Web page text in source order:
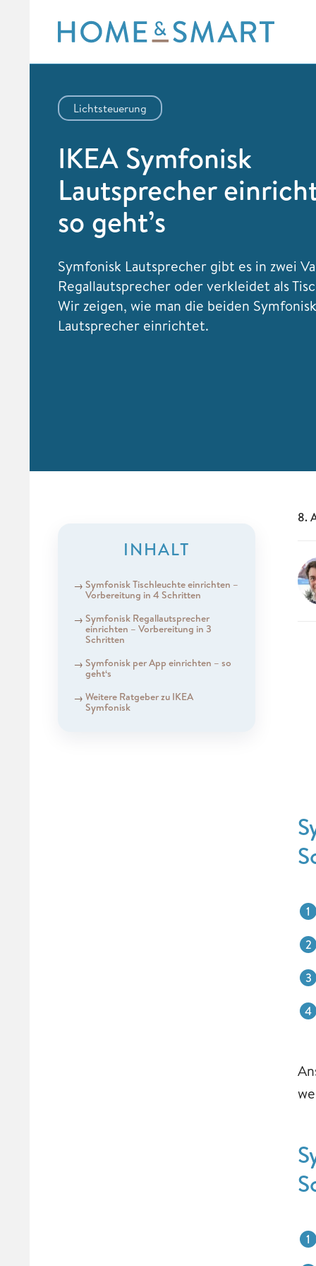
content
Lichtsteuerung
IKEA Symfonisk
Lautsprecher
so geht’s
Symfonisk Lautsprecher gibt es in zwei
Regallautsprecher oder verkleidet als
Wir zeigen, wie man die beiden Symfonisk
Lautsprecher einrichtet.
INHALT
Symfonisk Tischleuchte einrichten –
Vorbereitung in 4 Schritten
Symfonisk Regallautsprecher
einrichten – Vorbereitung in 3
Schritten
Symfonisk per App einrichten – so
geht‘s
Weitere Ratgeber zu IKEA
Symfonisk
8.